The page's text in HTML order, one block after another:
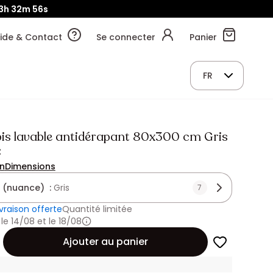
32m 55s
& Contact Se connecter Panier
FR
lavable antidérapant 80x300 cm Gris
Dimensions
(nuance) : Gris 7
offerteQuantité limitée
14/08 et le 18/08
Ajouter au panier